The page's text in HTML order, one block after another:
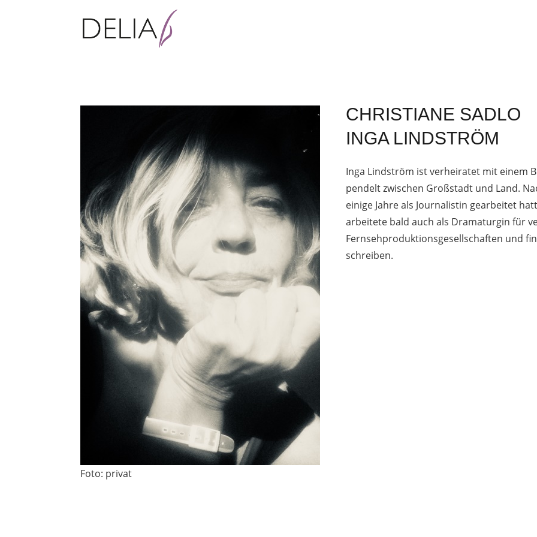
Foto: privat
CHRISTIANE SADLO
INGA LINDSTRÖM
Inga Lindström ist verheiratet mit einem
pendelt zwischen Großstadt und Land.
einige Jahre als Journalistin gearbeitet
arbeitete bald auch als Dramaturgin für
Fernsehproduktionsgesellschaften und
schreiben.